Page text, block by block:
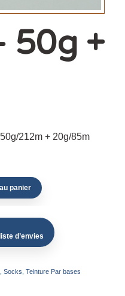
50g +
212m + 20g/85m
panier
d’envies
, Socks, Teinture Par bases